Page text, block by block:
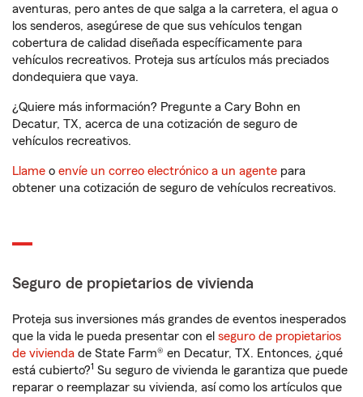
aventuras, pero antes de que salga a la carretera, el agua o
los senderos, asegúrese de que sus vehículos tengan
cobertura de calidad diseñada específicamente para
vehículos recreativos. Proteja sus artículos más preciados
dondequiera que vaya.
¿Quiere más información? Pregunte a Cary Bohn en
Decatur, TX, acerca de una cotización de seguro de
vehículos recreativos.
Llame o envíe un correo electrónico a un agente para
obtener una cotización de seguro de vehículos recreativos.
Seguro de propietarios de vivienda
Proteja sus inversiones más grandes de eventos inesperados
que la vida le pueda presentar con el seguro de propietarios
de vivienda de State Farm® en Decatur, TX. Entonces, ¿qué
está cubierto?1 Su seguro de vivienda le garantiza que puede
reparar o reemplazar su vivienda, así como los artículos que